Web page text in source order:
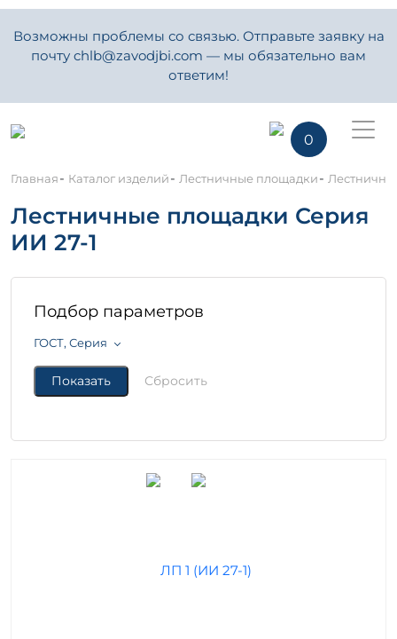
Возможны проблемы со связью. Отправьте заявку на
почту chlb@zavodjbi.com — мы обязательно вам
ответим!
0
Главная- Каталог изделий- Лестничные площадки-
Лестничные площадки Серия
ИИ 27-1
Подбор параметров
ГОСТ, Серия